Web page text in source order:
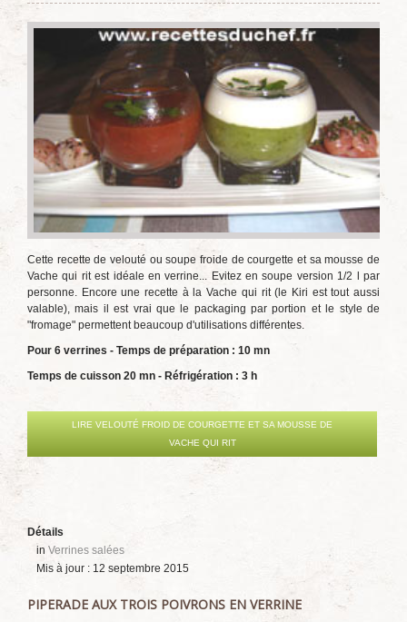
Cette recette de velouté ou soupe froide de courgette et sa mousse de
Vache qui rit est idéale en verrine... Evitez en soupe version 1/2 l par
personne. Encore une recette à la Vache qui rit (le Kiri est tout aussi
valable), mais il est vrai que le packaging par portion et le style de
"fromage" permettent beaucoup d'utilisations différentes.
Pour 6 verrines - Temps de préparation : 10 mn
Temps de cuisson 20 mn - Réfrigération : 3 h
LIRE VELOUTÉ FROID DE COURGETTE ET SA MOUSSE DE
VACHE QUI RIT
Détails
in Verrines salées
Mis à jour : 12 septembre 2015
PIPERADE AUX TROIS POIVRONS EN VERRINE